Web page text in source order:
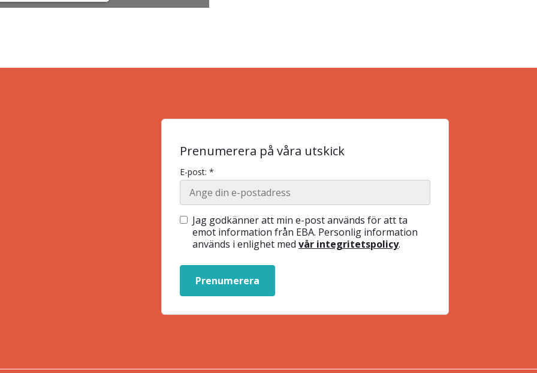
Prenumerera på våra utskick
E-post: *
Jag godkänner att min e-post används för att ta
emot information från EBA. Personlig information
används i enlighet med vår integritetspolicy.
Prenumerera